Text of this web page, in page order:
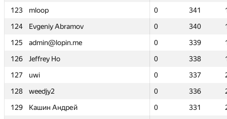
123
mloop 0 341
124
Evgeniy Abramov 0 340
125
admin@lopin.me 0 339
126
Jeffrey Ho 0 338
127
uwi 0 337
128
weedjy2 0 336
129
Кашин Андрей 0 331
123
mloop 0 341
124
Evgeniy Abramov 0 340
125
admin@lopin.me 0 339
126
Jeffrey Ho 0 338
127
uwi 0 337
128
weedjy2 0 336
129
Кашин Андрей 0 331